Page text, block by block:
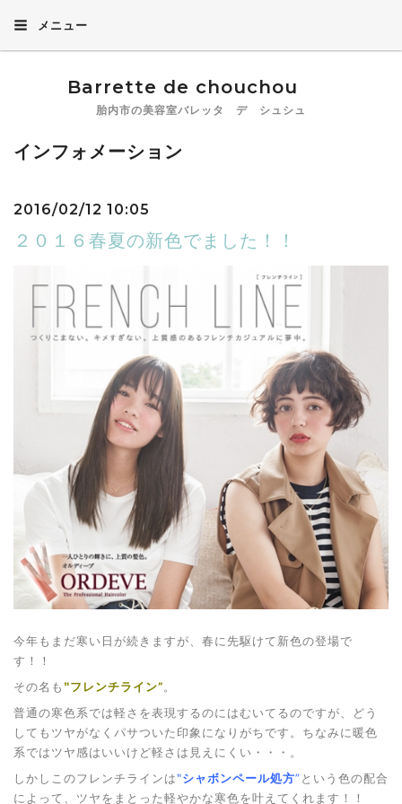
メニュー
Barrette de chouchou
胎内市の美容室バレッタ デ シュシュ
インフォメーション
2016/02/12 10:05
２０１６春夏の新色でました！！
今年もまだ寒い日が続きますが、春に先駆けて新色の登場で
す！！
その名も‶フレンチライン”。
普通の寒色系では軽さを表現するのにはむいてるのですが、どう
してもツヤがなくパサついた印象に なりがちです。ちなみに暖色
系ではツヤ感はいいけど軽さは見えにくい・・・。
しかしこのフレンチラインは‶シャボンペール処方”という色の配合
によって、ツヤをまとった軽やかな寒色を叶えてくれます！！